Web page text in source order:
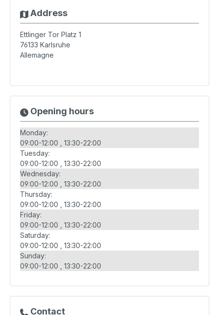
Address
Ettlinger Tor Platz 1
76133 Karlsruhe
Allemagne
Opening hours
Monday:
09:00-12:00
13:30-22:00
Tuesday:
09:00-12:00
13:30-22:00
Wednesday:
09:00-12:00
13:30-22:00
Thursday:
09:00-12:00
13:30-22:00
Friday:
09:00-12:00
13:30-22:00
Saturday:
09:00-12:00
13:30-22:00
Sunday:
09:00-12:00
13:30-22:00
Contact